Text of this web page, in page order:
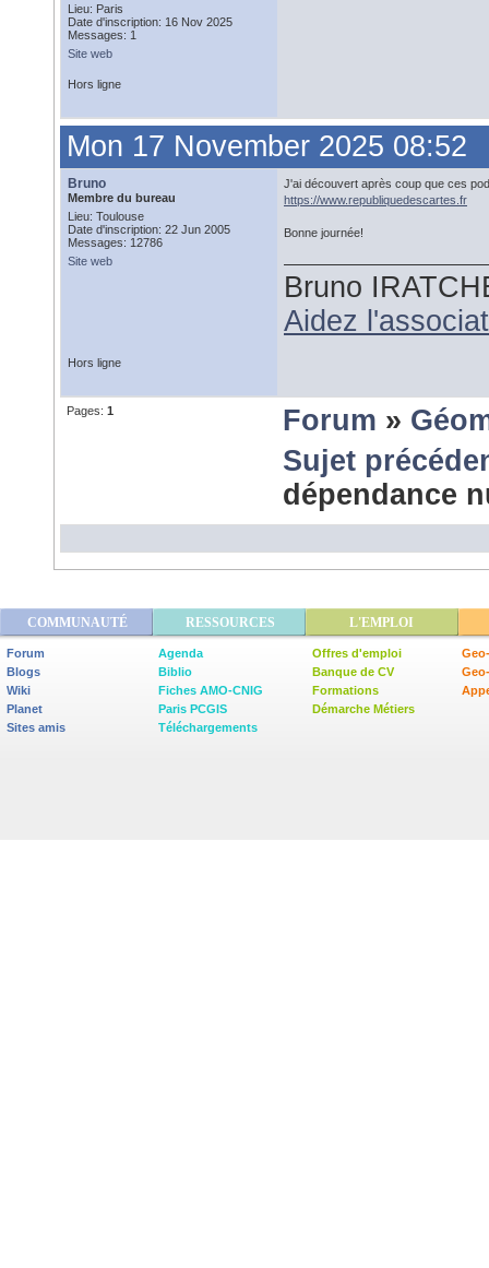
Lieu: Paris
Date d'inscription: 16 Nov 2025
Messages: 1
Site web
Hors ligne
Mon 17 November 2025 08:52
Bruno
Membre du bureau
Lieu: Toulouse
Date d'inscription: 22 Jun 2005
Messages: 12786
Site web
J'ai découvert après coup que ces
https://www.republiquedescartes.fr
Bonne journée!
Bruno
Aidez
Hors ligne
Pages: 1 Forum »
Sujet
dépendance
COMMUNAUTÉ RESSOURCES L'EMPLOI
Forum
Blogs
Wiki
Planet
Sites amis
Agenda
Biblio
Fiches AMO-CNIG
Paris PCGIS
Téléchargements
Offres d'emploi
Banque de CV
Formations
Démarche Métiers